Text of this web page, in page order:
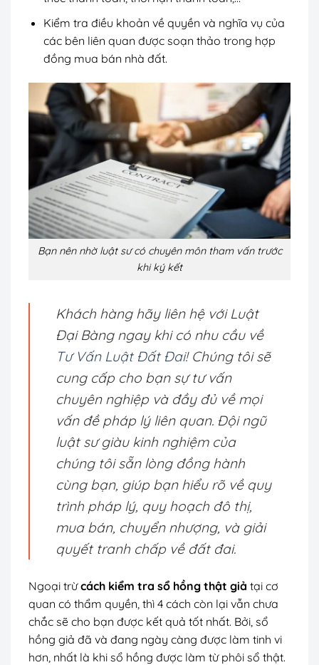
Kiểm tra điều khoản về quyền và nghĩa vụ của
các bên liên quan được soạn thảo trong hợp
đồng mua bán nhà đất.
Bạn nên nhờ luật sư có chuyên môn tham vấn trước
khi ký kết
Khách hàng hãy liên hệ với Luật
Đại Bàng ngay khi có nhu cầu về
Tư Vấn Luật Đất Đai! Chúng tôi sẽ
cung cấp cho bạn sự tư vấn
chuyên nghiệp và đầy đủ về mọi
vấn đề pháp lý liên quan. Đội ngũ
luật sư giàu kinh nghiệm của
chúng tôi sẵn lòng đồng hành
cùng bạn, giúp bạn hiểu rõ về quy
trình pháp lý, quy hoạch đô thị,
mua bán, chuyển nhượng, và giải
quyết tranh chấp về đất đai.
Ngoại trừcách kiểm tra sổ hồng thật giả tại cơ
quan có thẩm quyền, thì 4 cách còn lại vẫn chưa
chắc sẽ cho bạn được kết quả tốt nhất. Bởi, sổ
hồng giả đã và đang ngày càng được làm tinh vi
hơn, nhất là khi sổ hồng được làm từ phôi sổ thật.